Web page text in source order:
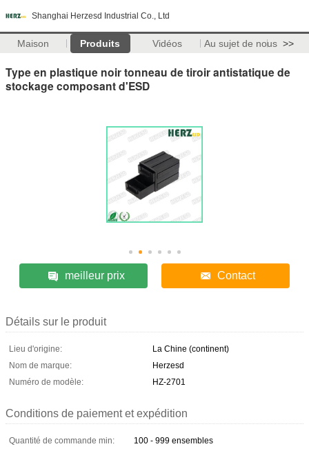
Shanghai Herzesd Industrial Co., Ltd
Maison Produits Vidéos Au sujet de nous >>
Type en plastique noir tonneau de tiroir antistatique de
stockage composant d'ESD
meilleur prix Contact
Détails sur le produit
Lieu d'origine:
La Chine (continent)
Nom de marque:
Herzesd
Numéro de modèle:
HZ-2701
Conditions de paiement et expédition
Quantité de commande min:
100 - 999 ensembles